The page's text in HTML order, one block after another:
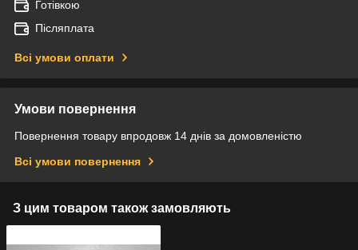
Готівкою
Післяплата
Всі умови оплати
Умови повернення
Повернення товару впродовж 14 днів за домовленістю
Всі умови повернення
З цим товаром також замовляють